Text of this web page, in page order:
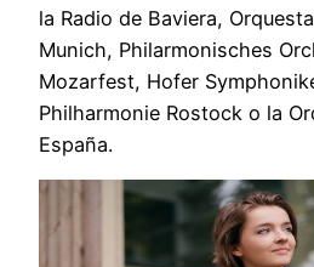
la Radio de Baviera,
Munich, Philarmonisches
Mozarfest, Hofer
Philharmonie Rostock o la
España.